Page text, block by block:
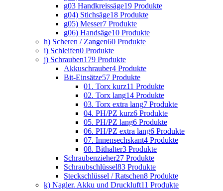
g03 Handkreissäge19 Produkte
g04) Stichsäge18 Produkte
g05) Messer7 Produkte
g06) Handsäge10 Produkte
h) Scheren / Zangen60 Produkte
i) Schleifen0 Produkte
j) Schrauben179 Produkte
Akkuschrauber4 Produkte
Bit-Einsätze57 Produkte
01. Torx kurz11 Produkte
02. Torx lang14 Produkte
03. Torx extra lang7 Produkte
04. PH/PZ kurz6 Produkte
05. PH/PZ lang6 Produkte
06. PH/PZ extra lang6 Produkte
07. Innensechskant4 Produkte
08. Bithalter3 Produkte
Schraubenzieher27 Produkte
Schraubschlüssel83 Produkte
Steckschlüssel / Ratschen8 Produkte
k) Nagler. Akku und Druckluft11 Produkte